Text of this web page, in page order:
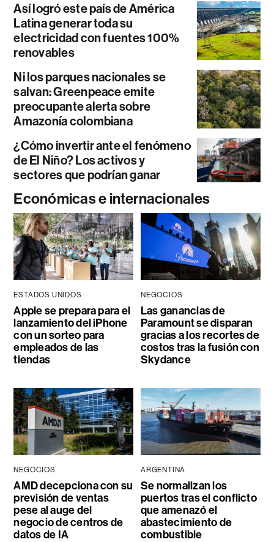
Así logró este país de América
Latina generar toda su
electricidad con fuentes 100%
renovables
Ni los parques nacionales se
salvan: Greenpeace emite
preocupante alerta sobre
Amazonía colombiana
¿Cómo invertir ante el fenómeno
de El Niño? Los activos y
sectores que podrían ganar
Económicas e internacionales
ESTADOS UNIDOS
Apple se prepara para el
lanzamiento del iPhone
con un sorteo para
empleados de las
tiendas
NEGOCIOS
Las ganancias de
Paramount se disparan
gracias a los recortes de
costos tras la fusión con
Skydance
NEGOCIOS
AMD decepciona con su
previsión de ventas
pese al auge del
negocio de centros de
datos de IA
ARGENTINA
Se normalizan los
puertos tras el conflicto
que amenazó el
abastecimiento de
combustible